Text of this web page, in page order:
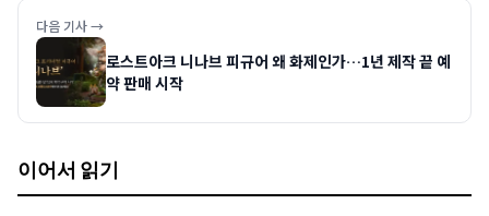
다음 기사 →
로스트아크 니나브 피규어 왜 화제인가…1년 제작 끝 예
약 판매 시작
이어서 읽기